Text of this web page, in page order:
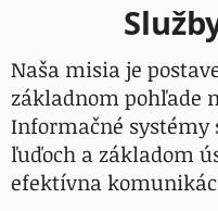
Naša misia je
základnom pohľade
Informačné systémy
ľuďoch a základom
efektívna